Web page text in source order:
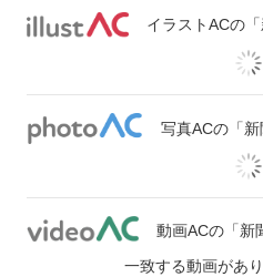
イラストACの
写真ACの「
動画ACの「新
一致する動画があ